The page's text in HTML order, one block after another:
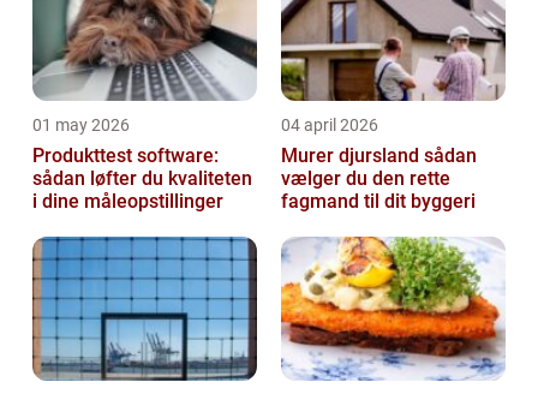
01 may 2026
Produkttest software:
sådan løfter du kvaliteten
i dine måleopstillinger
04 april 2026
Murer djursland sådan
vælger du den rette
fagmand til dit byggeri